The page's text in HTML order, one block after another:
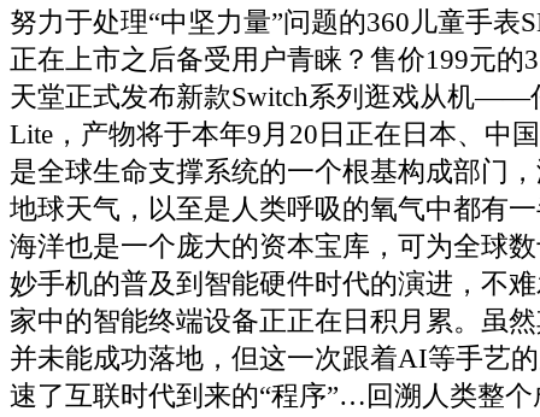
努力于处理“中坚力量”问题的360儿童手表
正在上市之后备受用户青睐？售价199元
天堂正式发布新款Switch系列逛戏从机——
Lite，产物将于本年9月20日正在日本、中
是全球生命支撑系统的一个根基构成部门
地球天气，以至是人类呼吸的氧气中都有
海洋也是一个庞大的资本宝库，可为全球
妙手机的普及到智能硬件时代的演进，不
家中的智能终端设备正正在日积月累。虽
并未能成功落地，但这一次跟着AI等手艺
速了互联时代到来的“程序”…回溯人类整